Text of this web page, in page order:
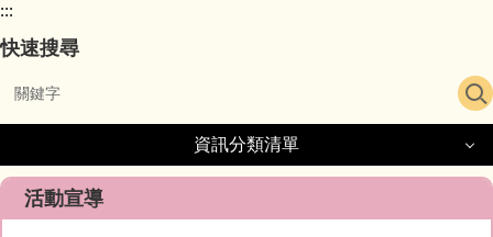
:::
快速搜尋
資訊分類清單
資訊分類清單
活動宣導